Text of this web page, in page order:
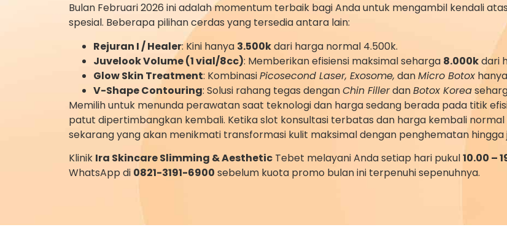
Bulan Februari 2026 ini adalah momentum terbaik bagi Anda untuk mengambil kendali
spesial. Beberapa pilihan cerdas yang tersedia antara lain:
Rejuran I / Healer: Kini hanya 3.500kdari harga normal 4.500k.
Juvelook Volume (1 vial/8cc): Memberikan efisiensi maksimal seharga 8.000kdari
Glow Skin Treatment: KombinasiPicosecond Laser, Exosome, danMicro Botox hanya
V-Shape Contouring: Solusi rahang tegas denganChin FillerdanBotox Korea
Memilih untuk menunda perawatan saat teknologi dan harga sedang berada pada titik
patut dipertimbangkan kembali. Ketika slot konsultasi terbatas dan harga kembali
sekarang yang akan menikmati transformasi kulit maksimal dengan penghematan hingga
Klinik Ira Skincare Slimming & Aesthetic Tebet melayani Anda setiap hari pukul10.00 –
WhatsApp di 0821-3191-6900 sebelum kuota promo bulan ini terpenuhi sepenuhnya.